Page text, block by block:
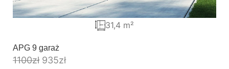
APG 9 garaż
1100zł 935zł
31,4 m²